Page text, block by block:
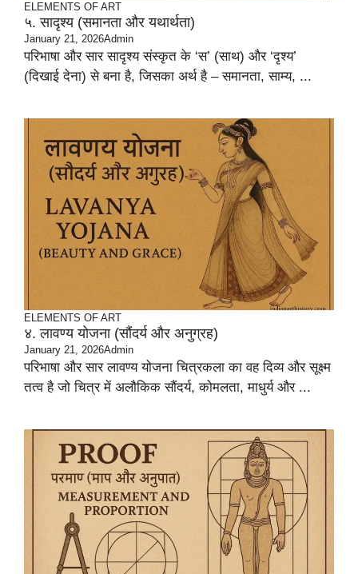
ELEMENTS OF ART
५. सादृश्य (समानता और यथार्थता)
January 21, 2026Admin
परिभाषा और सार सादृश्य संस्कृत के ‘स’ (साथ) और ‘दृश्य’
(दिखाई देना) से बना है, जिसका अर्थ है – समानता, साम्य, ...
ELEMENTS OF ART
४. लावण्य योजना (सौंदर्य और अनुग्रह)
January 21, 2026Admin
परिभाषा और सार लावण्य योजना चित्रकला का वह दिव्य और सूक्ष्म
तत्व है जो चित्र में अलौकिक सौंदर्य, कोमलता, माधुर्य और ...